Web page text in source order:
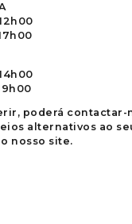
poderá contactar-
alternativos ao
nosso site.